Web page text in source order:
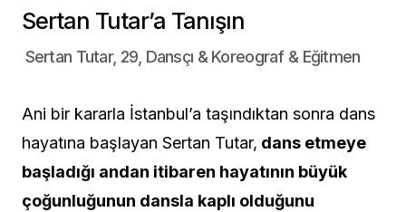
Sertan Tutar’a Tanışın
Sertan Tutar, 29, Dansçı & Koreograf & Eğitmen
Ani bir kararla İstanbul’a taşındıktan sonra dans
hayatına başlayan Sertan Tutar, dans etmeye
başladığı andan itibaren hayatının büyük
çoğunluğunun dansla kaplı olduğunu